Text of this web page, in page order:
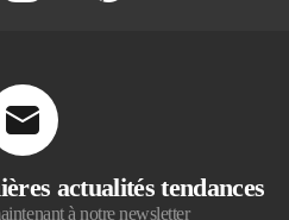
actualités tendances
à notre newsletter